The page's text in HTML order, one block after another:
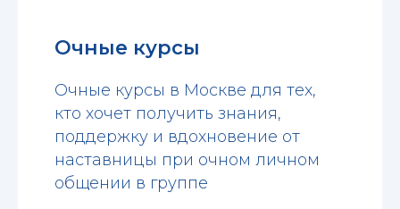
Очные курсы
Очные курсы в Москве для тех,
кто хочет получить знания,
поддержку и вдохновение от
наставницы при очном личном
общении в группе